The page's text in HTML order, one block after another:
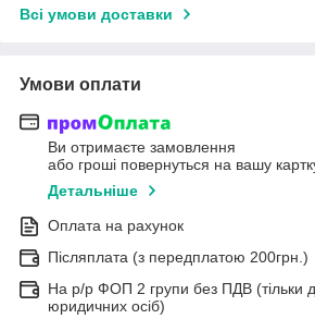
Всі умови доставки
Умови оплати
Ви отримаєте замовлення
або гроші повернуться на вашу
Детальніше
Оплата на рахунок
Післяплата (з передплатою 200грн.)
На р/р ФОП 2 групи без ПДВ (тільки
юридичних осіб)